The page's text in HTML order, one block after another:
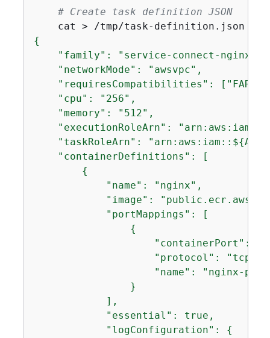
# Create task definition JSON
    cat > /tmp/task-definition.json <<
{
    "family": "service-connect-nginx",
    "networkMode": "awsvpc",
"requiresCompatibilities":
    "cpu": "256",
    "memory": "512",
    "executionRoleArn": "arn:aws:iam::$
    "taskRoleArn": "arn:aws:iam::$
{
    "containerDefinitions": [
{
            "name": "nginx",
"image": "public.ecr.aws/
            "portMappings": [
{
"containerPort":
                    "protocol": "tcp",
"name": "nginx-
                }
            ],
            "essential": true,
            "logConfiguration":
{